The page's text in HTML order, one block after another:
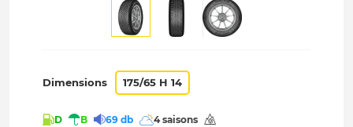
Dimensions 175/65 H 14
D B 69 db 4 saisons